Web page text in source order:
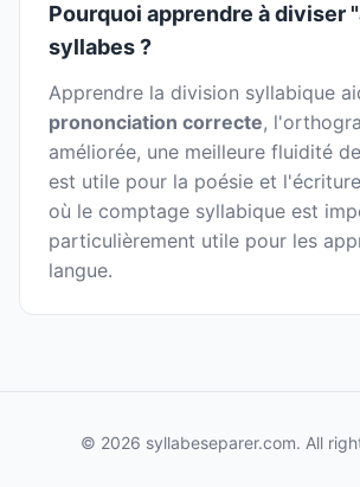
Pourquoi apprendre à diviser
syllabes ?
Apprendre la division syllabique
prononciation correcte,
améliorée, une meilleure fluidité
est utile pour la poésie et
où le comptage syllabique est
particulièrement utile pour les
langue.
© 2026 syllabeseparer.com. All